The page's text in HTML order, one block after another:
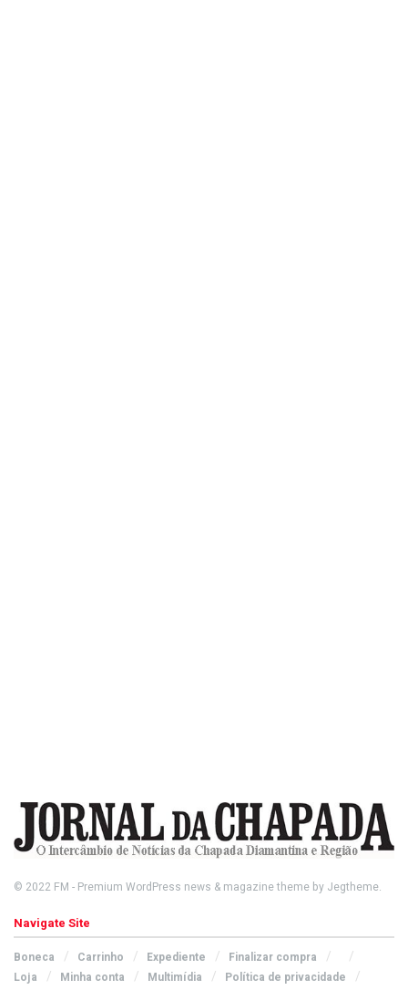
© 2022 FM - Premium WordPress news & magazine theme by Jegtheme.
Navigate Site
Boneca Carrinho Expediente
Finalizar compra
Loja
Minha conta Multimídia
Política de privacidade